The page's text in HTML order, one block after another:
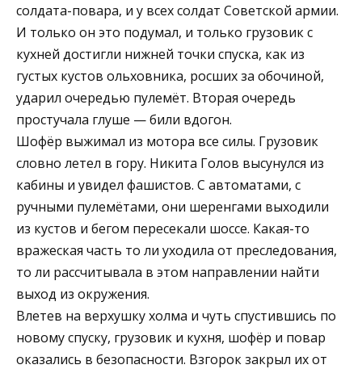
солдата-повара, и у всех солдат Советской армии.
И только он это подумал, и только грузовик с
кухней достигли нижней точки спуска, как из
густых кустов ольховника, росших за обочиной,
ударил очередью пулемёт. Вторая очередь
простучала глуше — били вдогон.
Шофёр выжимал из мотора все силы. Грузовик
словно летел в гору. Никита Голов высунулся из
кабины и увидел фашистов. С автоматами, с
ручными пулемётами, они шеренгами выходили
из кустов и бегом пересекали шоссе. Какая-то
вражеская часть то ли уходила от преследования,
то ли рассчитывала в этом направлении найти
выход из окружения.
Влетев на верхушку холма и чуть спустившись по
новому спуску, грузовик и кухня, шофёр и повар
оказались в безопасности. Взгорок закрыл их от